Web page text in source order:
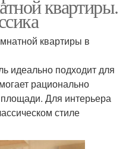
квартиры.
квартиры в
идеально подходит для
рационально
Для интерьера
стиле